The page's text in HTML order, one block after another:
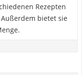
Rezepten
bietet sie